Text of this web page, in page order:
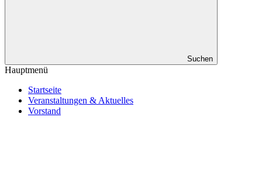
Suchen
Hauptmenü
Startseite
Veranstaltungen & Aktuelles
Vorstand